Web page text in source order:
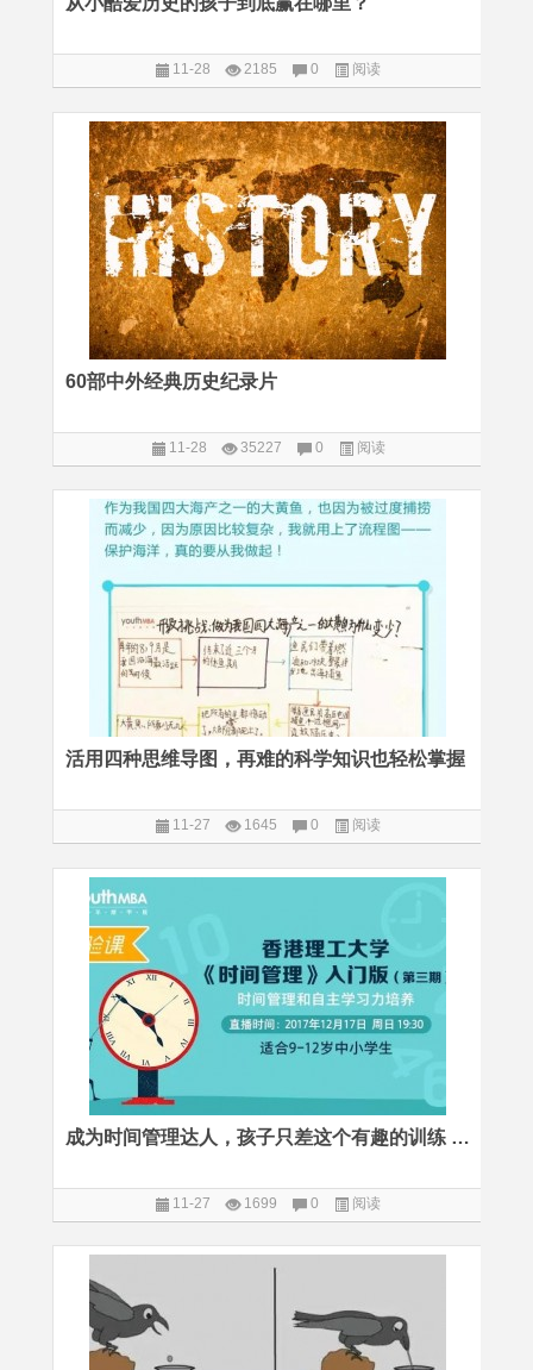
11-28 2185 0 阅读
60部中外经典历史纪录片
11-28 35227 0 阅读
活用四种思维导图，再难的科学知识也轻松掌握
11-27 1645 0 阅读
成为时间管理达人，孩子只差这个有趣的训练 | 报名已截止
11-27 1699 0 阅读